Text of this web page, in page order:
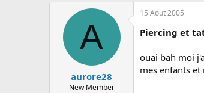
A
aurore28
New Member
15 Aout 2005
Piercing et
ouai bah moi
mes enfants